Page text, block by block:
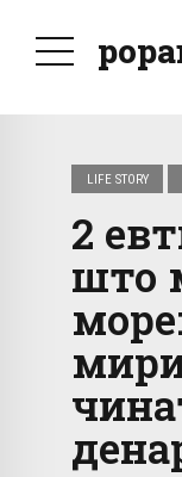
LIFE STORY
2
што